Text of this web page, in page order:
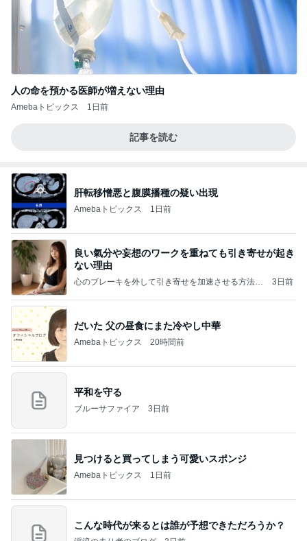
人の命を預かる医師が増えない理由
Amebaトピックス 1日前
記事を読む
肝転移憎悪と腹膜播種の疑い出現
Amebaトピックス 1日前
良い氣分や妄想のワークを重ねても引き寄せが起き
ない理由
心のブレーキを外して引き寄せを加速させる方法：
3日前
だいた 父の昼食にまた冷やし中華
Amebaトピックス 20時間前
平和を守る
ブルーサファイア 3日前
見つけると買ってしまう可愛いスポンジ
Amebaトピックス 1日前
こんな時代が来るとは誰が予想できただろうか？